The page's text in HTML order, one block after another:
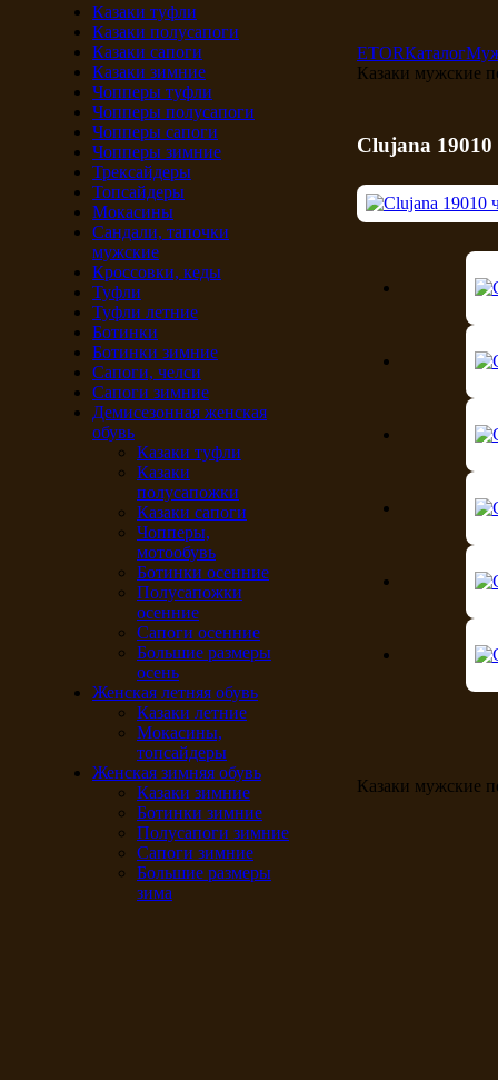
Казаки туфли
Казаки полусапоги
Казаки сапоги
Казаки зимние
Чопперы туфли
Чопперы полусапоги
Чопперы сапоги
Чопперы зимние
Трексайдеры
Топсайдеры
Мокасины
Сандали, тапочки
мужские
Кроссовки, кеды
Туфли
Туфли летние
Ботинки
Ботинки зимние
Сапоги, челси
Сапоги зимние
Демисезонная женская
обувь
Казаки туфли
Казаки
полусапожки
Казаки сапоги
Чопперы,
мотообувь
Ботинки осенние
Полусапожки
осенние
Сапоги осенние
Большие размеры
осень
Женская летняя обувь
Казаки летние
Мокасины,
топсайдеры
Женская зимняя обувь
Казаки зимние
Ботинки зимние
Полусапоги зимние
Сапоги зимние
Большие размеры
зима
ETORКаталог
Казаки мужские
Clujana
Казаки мужские